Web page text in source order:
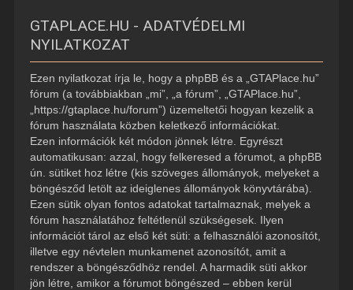
GTAPLACE.HU - ADATVÉDELMI
NYILATKOZAT
Ezen nyilatkozat írja le, hogy a phpBB és a „GTAPlace.hu”
fórum (a továbbiakban „mi”, „a fórum”, „GTAPlace.hu”,
„https://gtaplace.hu/forum”) üzemeltetői hogyan kezelik a
fórum használata közben keletkező információkat.
Ezen információk két módon jönnek létre. Egyrészt
automatikusan: azzal, hogy felkeresed a fórumot, a phpBB
ún. sütiket hoz létre (kis szöveges állományok, melyeket a
böngésződ letölt az ideiglenes állományok könyvtárába).
Ezen sütik olyan fontos adatokat tartalmaznak, melyek a
fórum használatához feltétlenül szükségesek. Ilyen
információt tárol az első két süti: a felhasználói azonosítót,
illetve egy névtelen munkamenet azonosítót, amit a
rendszer a böngésződhöz rendel. A harmadik süti akkor
jön létre, amikor a fórumot böngészed – ebben kerül